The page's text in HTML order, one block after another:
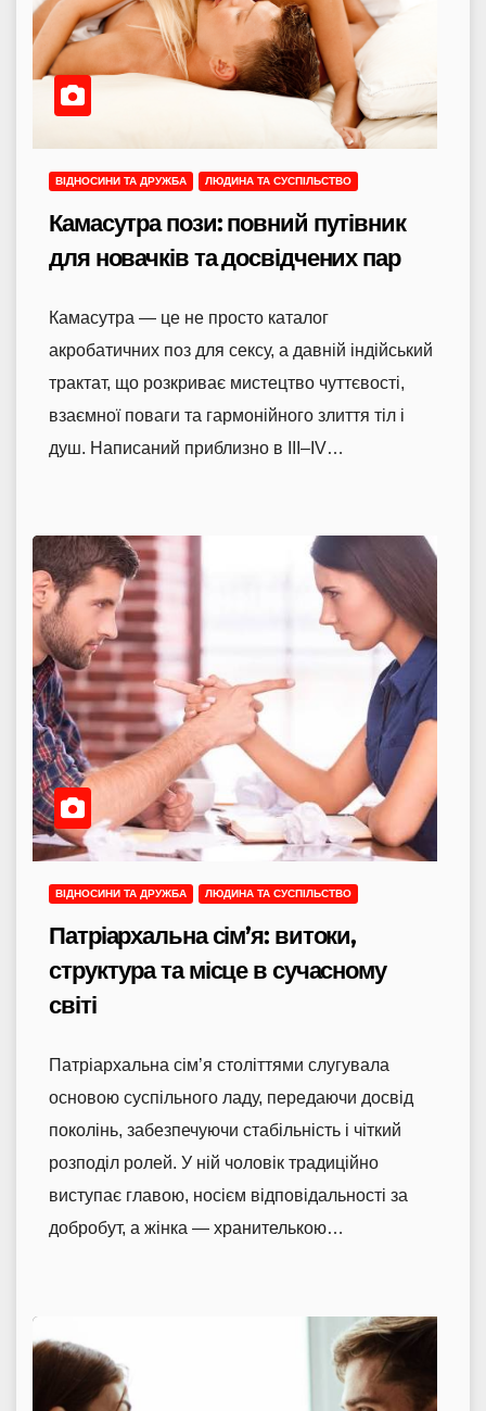
ВІДНОСИНИ ТА ДРУЖБА ЛЮДИНА ТА СУСПІЛЬСТВО
Камасутра пози: повний путівник
для новачків та досвідчених пар
Камасутра — це не просто каталог
акробатичних поз для сексу, а давній індійський
трактат, що розкриває мистецтво чуттєвості,
взаємної поваги та гармонійного злиття тіл і
душ. Написаний приблизно в III–IV…
ВІДНОСИНИ ТА ДРУЖБА ЛЮДИНА ТА СУСПІЛЬСТВО
Патріархальна сім’я: витоки,
структура та місце в сучасному
світі
Патріархальна сім’я століттями слугувала
основою суспільного ладу, передаючи досвід
поколінь, забезпечуючи стабільність і чіткий
розподіл ролей. У ній чоловік традиційно
виступає главою, носієм відповідальності за
добробут, а жінка — хранителькою…